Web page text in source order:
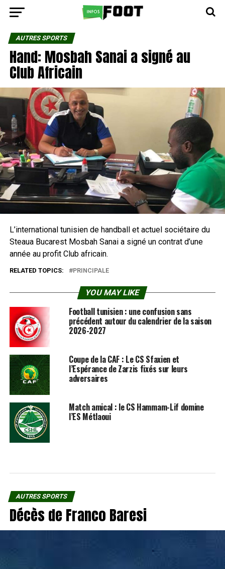
AUTRES SPORTS
Hand: Mosbah Sanai a signé au
Club Africain
L’international tunisien de handball et actuel sociétaire du
Steaua Bucarest Mosbah Sanai a signé un contrat d’une
année au profit Club africain.
RELATED TOPICS: PRINCIPALE
YOU MAY LIKE
Football tunisien : une confusion sans
précédent autour du calendrier de la saison
2026-2027
Coupe de la CAF : Le CS Sfaxien et
l’Espérance de Zarzis fixés sur leurs
adversaires
Match amical : le CS Hammam-Lif domine
l’ES Métlaoui
AUTRES SPORTS
Décès de Franco Baresi